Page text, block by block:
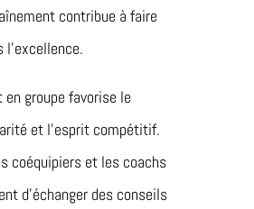
contribue à faire
l’excellence.
groupe favorise le
et l’esprit compétitif.
coéquipiers et les coachs
d’échanger des conseils